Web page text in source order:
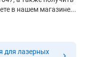
в нашем магазине...
для лазерных